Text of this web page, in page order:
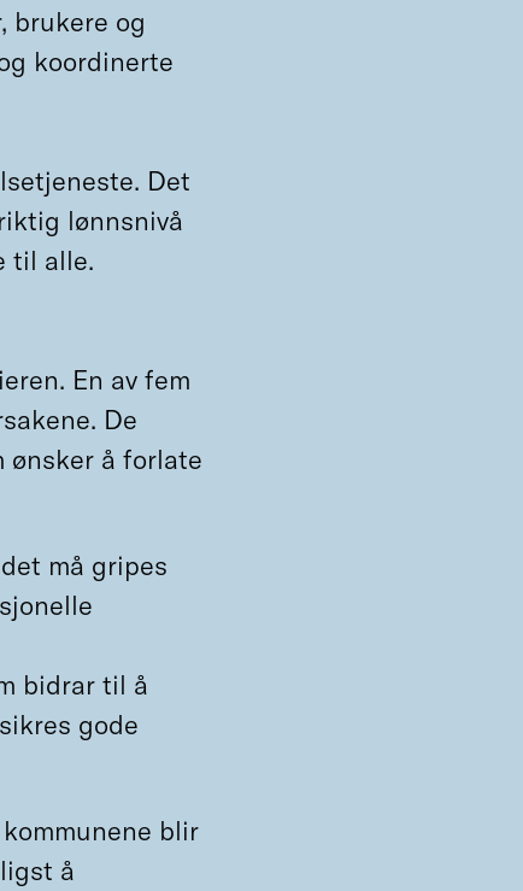
brukere og
koordinerte
Det
lønnsnivå
til alle.
En av fem
De
ønsker å forlate
må gripes
bidrar til å
gode
blir
å